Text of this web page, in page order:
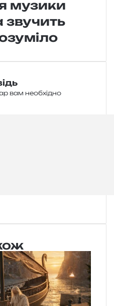
музики
звучить
вам необхідно